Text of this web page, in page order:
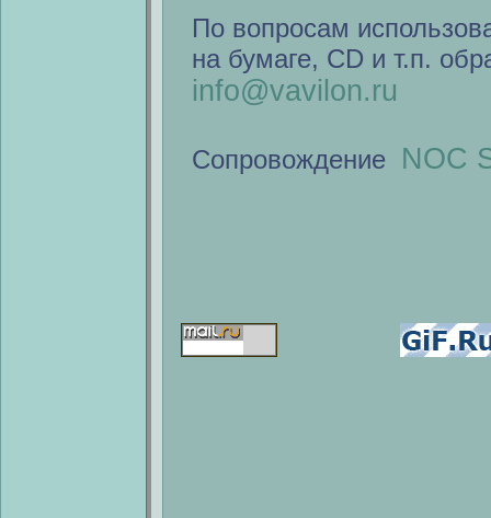
По вопросам
на бумаге, CD и т.п.
info@vavilon.ru
Сопровождение NOC